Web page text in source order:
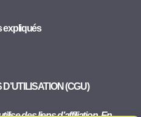
expliqués
(CGU)